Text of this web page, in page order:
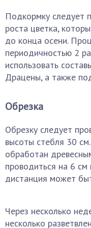
Подкормку следует
роста цветка,
до конца осени.
периодичностью 2
использовать
Драцены, а также
Обрезка
Обрезку следует
высоты стебля 30
обработан
проводиться на 6
дистанция может
Через несколько
несколько